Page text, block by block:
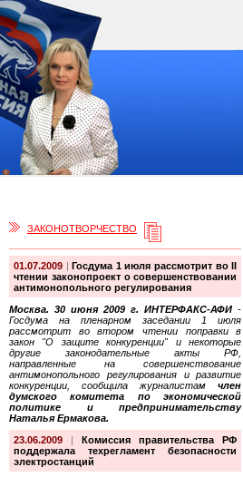
ЗАКОНОТВОРЧЕСТВО
01.07.2009 |Госдума 1 июля рассмотрит во II
чтении законопроект о совершенствовании
антимонопольного регулирования
Москва. 30 июня 2009 г. ИНТЕРФАКС-АФИ -
Госдума на пленарном заседании 1 июля
рассмотрит во втором чтении поправки в
закон "О защите конкуренции" и некоторые
другие законодательные акты РФ,
направленные на совершенствование
антимонопольного регулирования и развитие
конкуренции, сообщила журналистамчлен
думского комитета по экономической
политике и предпринимательству
Наталья Ермакова.
23.06.2009 |Комиссия правительства РФ
поддержала техрегламент безопасности
электростанций